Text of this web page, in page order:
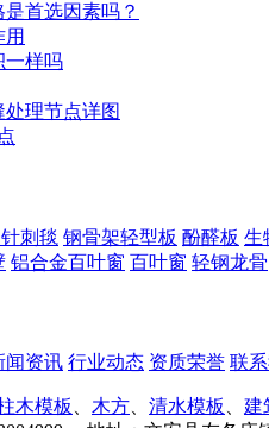
首选因素吗？
一样吗
理节点详图
刺毯 钢骨架轻型板 酚醛板 生
铝合金百叶窗 百叶窗 轻钢龙骨
闻资讯 行业动态 资质荣誉 联
木模板 木方 清水模板
建